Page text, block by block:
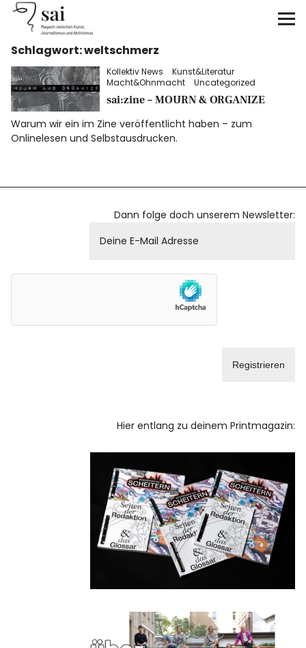
sai
Unterstützen
Klimagerechtigkeit
Antirassismus
Generation XYZ
Über uns
Schlagwort:weltschmerz
Kollektiv News
Kunst&Literatur
Macht&Ohnmacht
Uncategorized
sai:zine – MOURN & ORGANIZE
Warum wir ein im Zine veröffentlicht haben – zum
Onlinelesen und Selbstausdrucken.
Dann folge doch unserem Newsletter:
Hier entlang zu deinem Printmagazin: